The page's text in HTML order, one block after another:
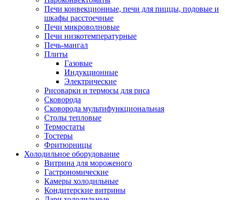
Печи конвекционные, печи для пиццы, подовые и
шкафы расстоечные
Печи микроволновые
Печи низкотемпературные
Печь-мангал
Плиты
Газовые
Индукционные
Электрические
Рисоварки и термосы для риса
Сковорода
Сковорода мультифункциональная
Столы тепловые
Термостаты
Тостеры
Фритюрницы
Холодильное оборудование
Витрина для мороженого
Гастрономические
Камеры холодильные
Кондитерские витрины